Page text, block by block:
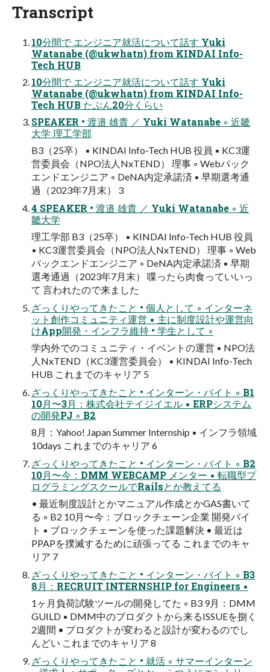
Transcript
10分間で エンジニア就活について話す Yuki
Watanabe (@ukwhatn) from KINDAI Info-
Tech HUB
10分間で エンジニア就活について話す Yuki
Watanabe (@ukwhatn) from KINDAI Info-
Tech HUB たぶん20分くらい
SPEAKER • 渡邉 雄貴 ／ Yuki Watanabe ◦ 近畿
大学 理工学部
B3（25卒） ▪ KINDAI Info-Tech HUB 役員 ▪ KC3運
営委員会（NPO法人NxTEND） 理事 ◦ Webバック
エンドエンジニア ◦ DeNA内定承諾済 ▪ 早期選考通
過（2023年7月末） 3
4 SPEAKER • 渡邉 雄貴 ／ Yuki Watanabe ◦ 近
畿大学
理工学部 B3（25卒） ▪ KINDAI Info-Tech HUB 役員
▪ KC3運営委員会（NPO法人NxTEND） 理事 ◦ Web
バックエンドエンジニア ◦ DeNA内定承諾済 ▪ 早期
選考通過（2023年7月末） 喋ったら肉食っていいっ
て 言われたので来ました
ざっくりやってきたこと • 個人として ◦ インターネ
ット創作コミュニティ運営 ▪ 主に制度設計や運営向
けApp開発・インフラ維持 • 学生として ◦
学内外でのコミュニティ・イベントの運営 ▪ NPO法
人NxTEND（KC3運営委員会） ▪ KINDAI Info-Tech
HUB これまでのキャリア 5
ざっくりやってきたこと • インターン・バイト ◦ B1
10月〜3月：株式会社テイジイエル ▪ ERPシステム
の開発PJ ◦ B2
8月：Yahoo! Japan Summer Internship ▪ インフラ領域
10days これまでのキャリア 6
ざっくりやってきたこと • インターン・バイト ◦ B2
10月〜今：DMM WEBCAMP メンター ▪ 転職型プ
ログラミングスクールでRailsとか教えてる
• 最近制度設計とかマニュアル作成とかGAS書いて
る ◦ B2 10月〜今：ブロックチェーン企業 開発バイ
ト ▪ ブロックチェーンを使った課題解決 • 最近は
PPAPを撲滅するために頑張ってる これまでのキャ
リア 7
ざっくりやってきたこと • インターン・バイト ◦ B3
8月：RECRUIT INTERNSHIP for Engineers ▪
1ヶ月負荷試験ツールの開発してた ◦ B3 9月：DMM
GUILD ▪ DMM中のプロダクトから来るISSUEを捌く
2週間 • プロダクトが変わると設計が変わるのでし
んどい これまでのキャリア 8
ざっくりやってきたこと • 就活 ◦ サマーインターン